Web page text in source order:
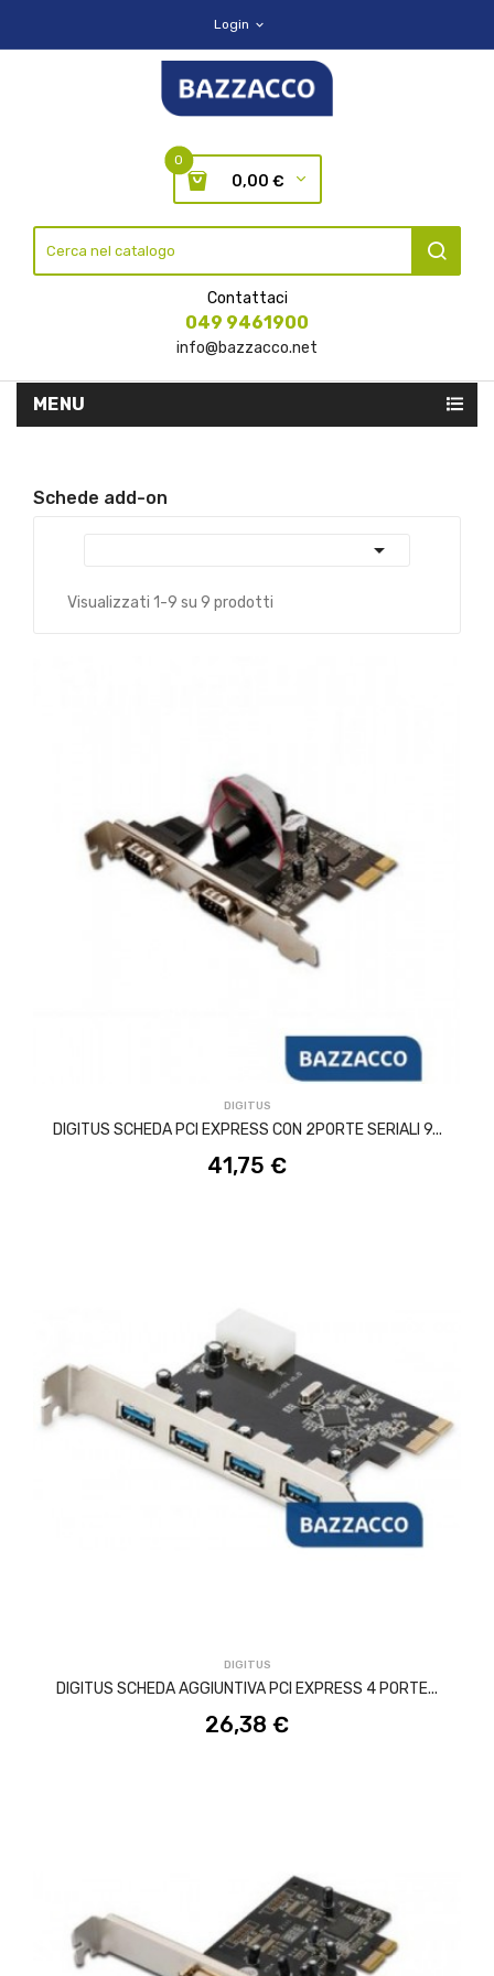
Login expand_more
0
0,00 €
Contattaci
049 9461900
info@bazzacco.net
MENU
Schede add-on

Visualizzati 1-9 su 9 prodotti
DIGITUS
DIGITUS SCHEDA PCI EXPRESS CON 2PORTE SERIALI 9...
41,75 €
ACQUISTA
DIGITUS
DIGITUS SCHEDA AGGIUNTIVA PCI EXPRESS 4 PORTE...
26,38 €